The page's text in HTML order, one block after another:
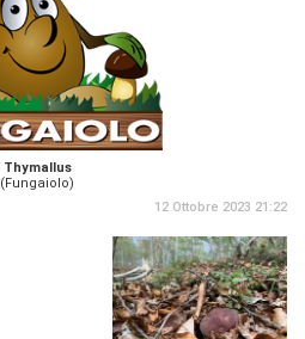
Thymallus
(Fungaiolo)
12 Ottobre 2023 21:22